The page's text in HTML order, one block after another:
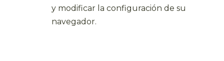
y modificar la configuración de su
navegador.